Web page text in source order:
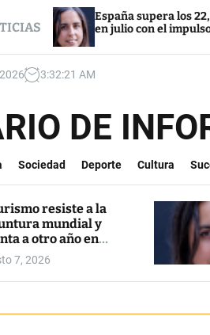
España supera los 22,5 millones de
julio con el impulso de la
3:32:23 AM
DE
Sociedad Deporte Cultura
resiste a la
mundial y
a otro año en
7, 2026